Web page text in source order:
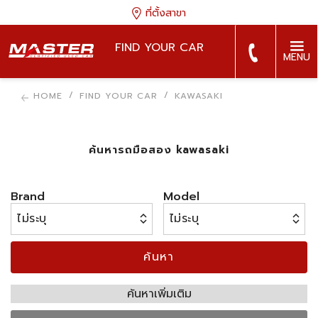
ที่ตั้งสาขา
FIND YOUR CAR
MENU
HOME FIND YOUR CAR KAWASAKI
ค้นหารถมือสอง kawasaki
Brand Model
ค้นหา
ค้นหาเพิ่มเติม